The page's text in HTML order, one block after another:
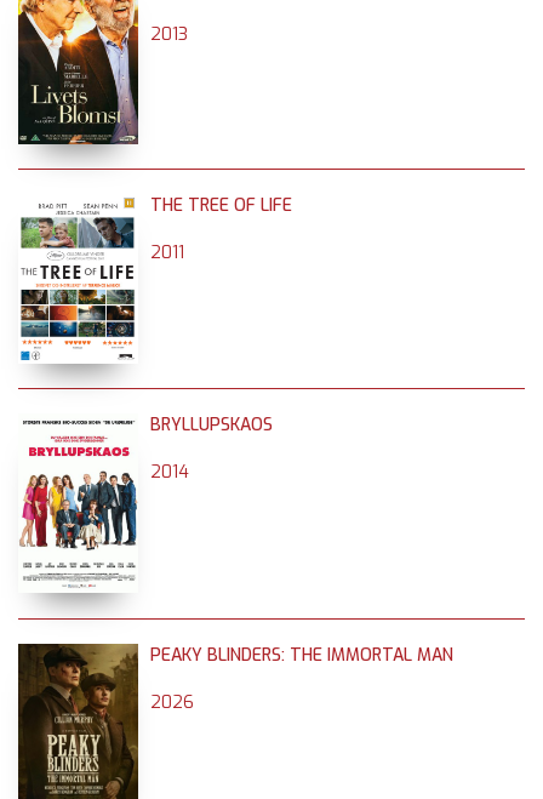
2013
THE TREE OF LIFE
2011
BRYLLUPSKAOS
2014
PEAKY BLINDERS: THE IMMORTAL MAN
2026